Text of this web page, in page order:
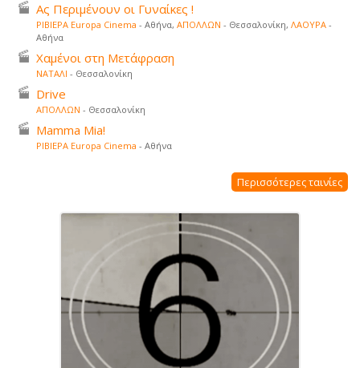
Ας Περιμένουν οι Γυναίκες !
ΡΙΒΙΕΡΑ Europa Cinema - Αθήνα, ΑΠΟΛΛΩΝ - Θεσσαλονίκη, ΛΑΟΥΡΑ -
Αθήνα
Χαμένοι στη Μετάφραση
ΝΑΤΑΛΙ - Θεσσαλονίκη
Drive
ΑΠΟΛΛΩΝ - Θεσσαλονίκη
Mamma Mia!
ΡΙΒΙΕΡΑ Europa Cinema - Αθήνα
Περισσότερες ταινίες